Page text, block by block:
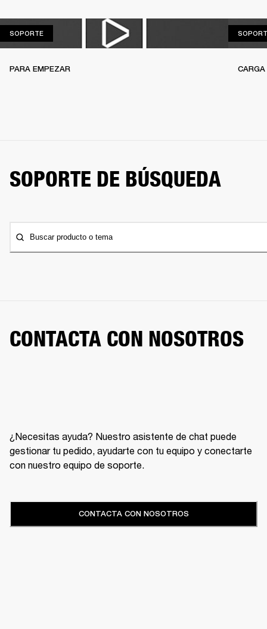
SOPORTESOPORTE
PARA EMPEZAR CARGA
SOPORTE DE BÚSQUEDA
Buscar producto o tema
CONTACTA CON NOSOTROS
¿Necesitas ayuda? Nuestro asistente de chat puede
gestionar tu pedido, ayudarte con tu equipo y conectarte
con nuestro equipo de soporte.
CONTACTA CON NOSOTROS